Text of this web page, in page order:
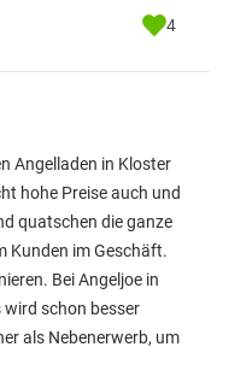
4
Angelladen in Kloster
hohe Preise auch und
quatschen die ganze
Kunden im Geschäft.
Bei Angeljoe in
schon besser
als Nebenerwerb, um